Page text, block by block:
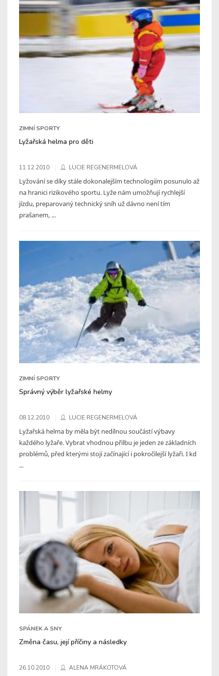
ZIMNÍ SPORTY
Lyžařská helma pro děti
11.12.2010 LUCIE REGENERMELOVÁ
Lyžování se díky stále dokonalejším technologiím posunulo až
na hranici rizikového sportu. Lyže nám umožňují rychlejší
jízdu, preparovaný technický sníh už dávno není tím
prašanem, ...
ZIMNÍ SPORTY
Správný výběr lyžařské helmy
08.12.2010 LUCIE REGENERMELOVÁ
Lyžařská helma by měla být nedílnou součástí výbavy
každého lyžaře. Vybrat vhodnou přilbu je jeden ze základních
problémů, před kterými stojí začínající i pokročilejší lyžaři. I kd
...
SPÁNEK A SNY
Změna času, její příčiny a následky
26.10.2010 ALENA MRÁKOTOVÁ